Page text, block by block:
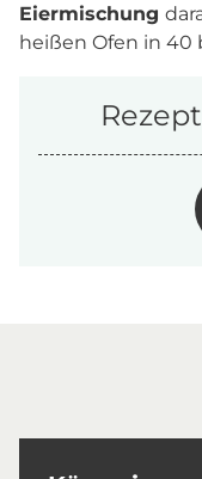
Eiermischung
heißen Ofen in 40